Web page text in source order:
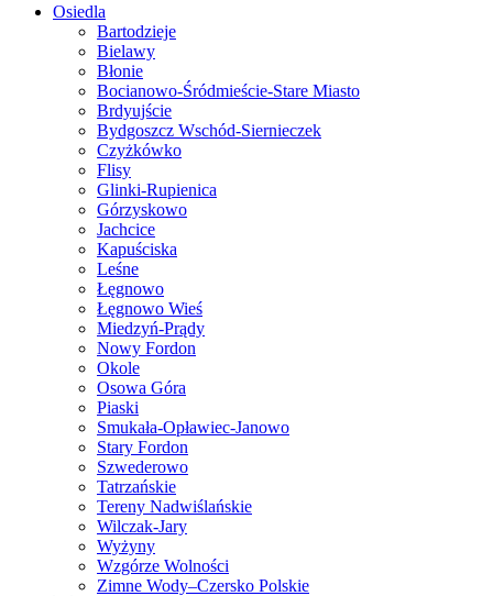
Osiedla
Bartodzieje
Bielawy
Błonie
Bocianowo-Śródmieście-Stare Miasto
Brdyujście
Bydgoszcz Wschód-Siernieczek
Czyżkówko
Flisy
Glinki-Rupienica
Górzyskowo
Jachcice
Kapuściska
Leśne
Łęgnowo
Łęgnowo Wieś
Miedzyń-Prądy
Nowy Fordon
Okole
Osowa Góra
Piaski
Smukała-Opławiec-Janowo
Stary Fordon
Szwederowo
Tatrzańskie
Tereny Nadwiślańskie
Wilczak-Jary
Wyżyny
Wzgórze Wolności
Zimne Wody–Czersko Polskie